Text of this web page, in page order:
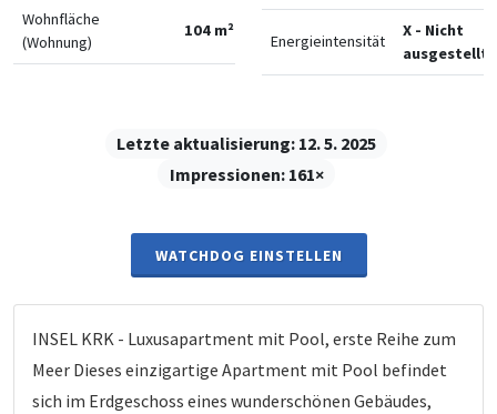
Wohnfläche
(Wohnung)
104 m²
Energieintensität
X - Nicht
ausgestellt
Letzte aktualisierung: 12. 5. 2025
Impressionen: 161×
WATCHDOG EINSTELLEN
INSEL KRK - Luxusapartment mit Pool, erste Reihe zum
Meer Dieses einzigartige Apartment mit Pool befindet
sich im Erdgeschoss eines wunderschönen Gebäudes,